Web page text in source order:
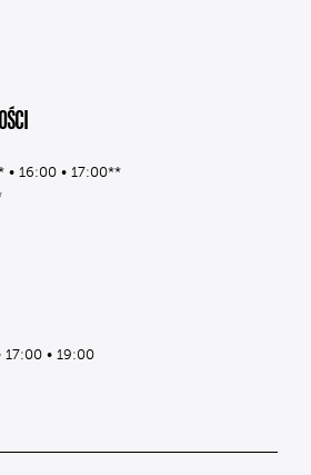
• 16:00 • 17:00**
17:00 • 19:00